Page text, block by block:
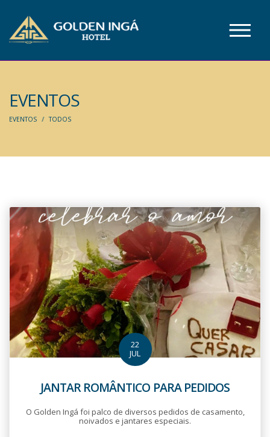
EVENTOS
EVENTOS TODOS
22
JUL
JANTAR ROMÂNTICO PARA PEDIDOS
O Golden Ingá foi palco de diversos pedidos de casamento,
noivados e jantares especiais.